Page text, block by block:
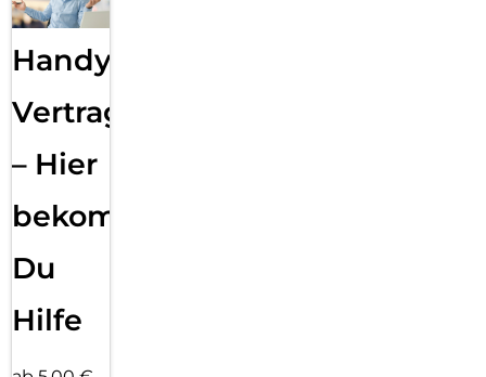
Handy
Vertragsabwicklung
– Hier
bekommst
Du
Hilfe